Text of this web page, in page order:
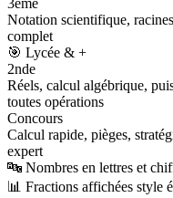
Notation scientifique,
complet
🎯 Lycée & +
2nde
Réels, calcul algébrique,
toutes opérations
Concours
Calcul rapide, pièges,
expert
🔤 Nombres en lettres et
📊 Fractions affichées style